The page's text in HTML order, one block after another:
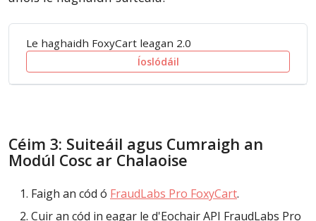
Le haghaidh FoxyCart leagan 2.0
Íoslódáil
Céim 3: Suiteáil agus Cumraigh an
Modúl Cosc ar Chalaoise
Faigh an cód ó FraudLabs Pro FoxyCart.
Cuir an cód in eagar le d'Eochair API FraudLabs Pro